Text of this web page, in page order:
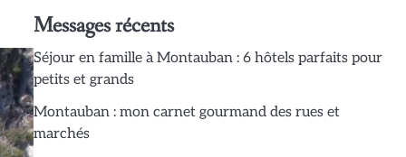
Messages récents
Séjour en famille à Montauban : 6 hôtels parfaits pour
petits et grands
Montauban : mon carnet gourmand des rues et
marchés